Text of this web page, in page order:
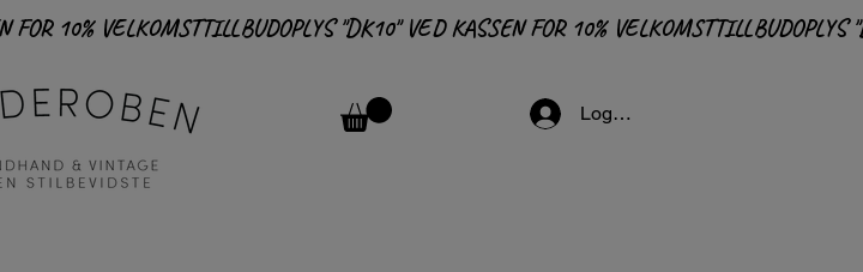
Logga in